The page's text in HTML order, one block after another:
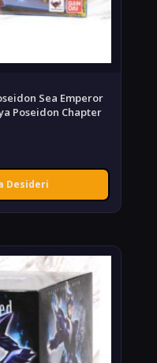
Sea Emperor
Poseidon Chapter
Desideri